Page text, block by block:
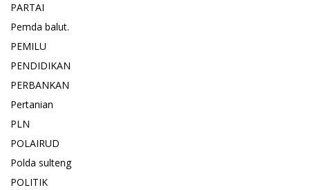
PARTAI
Pemda balut.
PEMILU
PENDIDIKAN
PERBANKAN
Pertanian
PLN
POLAIRUD
Polda sulteng
POLITIK